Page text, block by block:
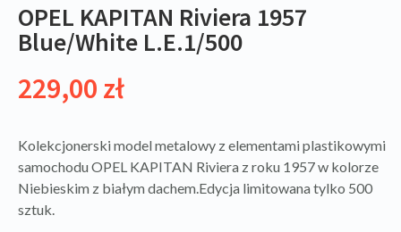
OPEL KAPITAN Riviera 1957
Blue/White L.E.1/500
229,00 zł
Kolekcjonerski model metalowy z elementami plastikowymi
samochodu OPEL KAPITAN Riviera z roku 1957 w kolorze
Niebieskim z białym dachem.Edycja limitowana tylko 500
sztuk.